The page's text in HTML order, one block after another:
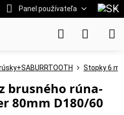
Panel používateľa
Stopky 6
brusného rúna-
80mm D180/60